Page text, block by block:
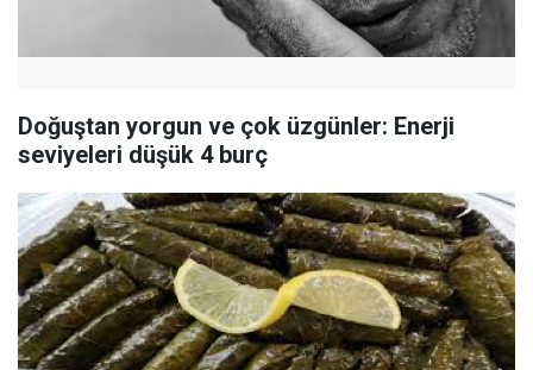
Doğuştan yorgun ve çok üzgünler: Enerji
seviyeleri düşük 4 burç